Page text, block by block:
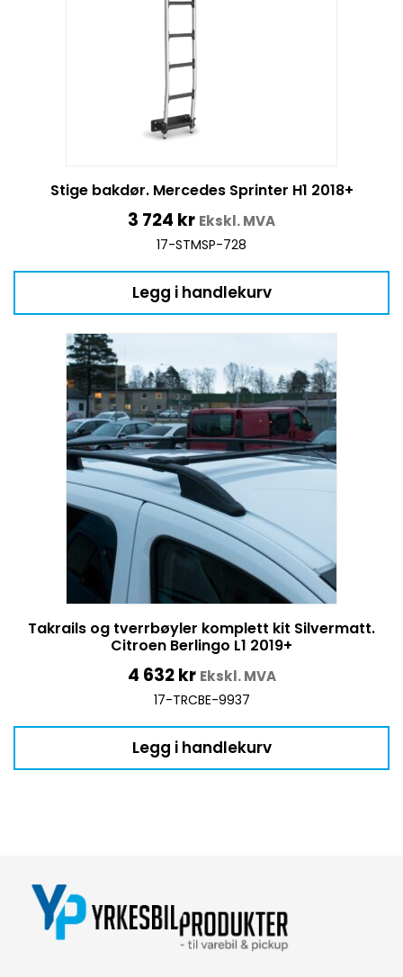
Stige bakdør. Mercedes Sprinter H1 2018+
3 724 kr Ekskl. MVA
17-STMSP-728
Legg i handlekurv
Takrails og tverrbøyler komplett kit Silvermatt.
Citroen Berlingo L1 2019+
4 632kr Ekskl. MVA
17-TRCBE-9937
Legg i handlekurv